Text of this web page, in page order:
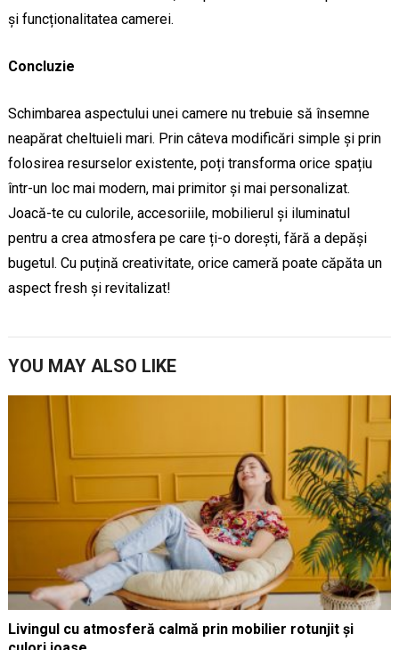
și funcționalitatea camerei.
Concluzie
Schimbarea aspectului unei camere nu trebuie să însemne
neapărat cheltuieli mari. Prin câteva modificări simple și prin
folosirea resurselor existente, poți transforma orice spațiu
într-un loc mai modern, mai primitor și mai personalizat.
Joacă-te cu culorile, accesoriile, mobilierul și iluminatul
pentru a crea atmosfera pe care ți-o dorești, fără a depăși
bugetul. Cu puțină creativitate, orice cameră poate căpăta un
aspect fresh și revitalizat!
YOU MAY ALSO LIKE
Livingul cu atmosferă calmă prin mobilier rotunjit și